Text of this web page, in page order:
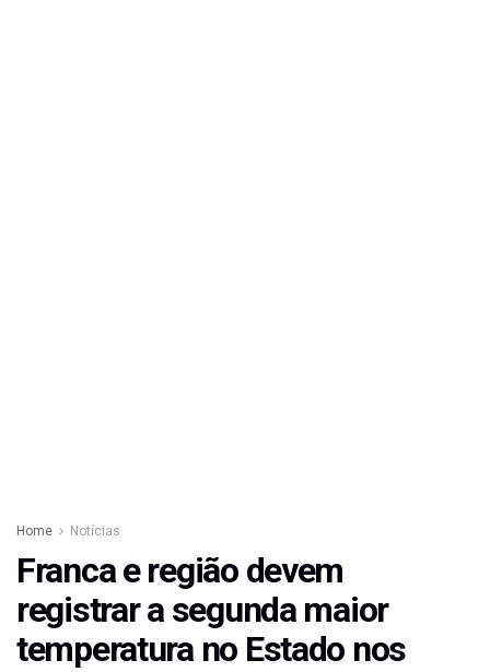
Home Notícias
Franca e região devem
registrar a segunda maior
temperatura no Estado nos